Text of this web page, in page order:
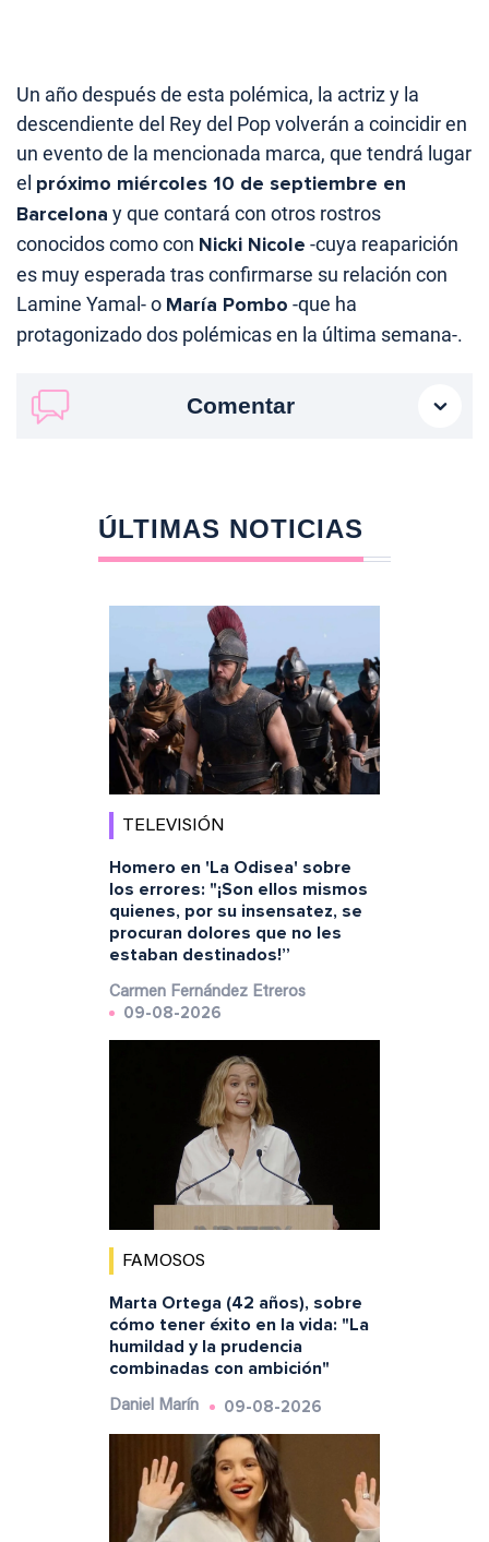
Un año después de esta polémica, la actriz y la
descendiente del Rey del Pop volverán a coincidir en
un evento de la mencionada marca, que tendrá lugar
el próximo miércoles 10 de septiembre en
Barcelona y que contará con otros rostros
conocidos como con Nicki Nicole -cuya reaparición
es muy esperada tras confirmarse su relación con
Lamine Yamal- o María Pombo -que ha
protagonizado dos polémicas en la última semana-.
Comentar
ÚLTIMAS NOTICIAS
TELEVISIÓN
Homero en 'La Odisea' sobre
los errores: "¡Son ellos mismos
quienes, por su insensatez, se
procuran dolores que no les
estaban destinados!”
Carmen Fernández Etreros
09-08-2026
FAMOSOS
Marta Ortega (42 años), sobre
cómo tener éxito en la vida: "La
humildad y la prudencia
combinadas con ambición"
Daniel Marín 09-08-2026